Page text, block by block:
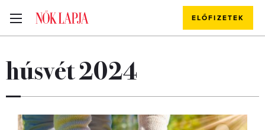
ELŐFIZETEK
húsvét 2024